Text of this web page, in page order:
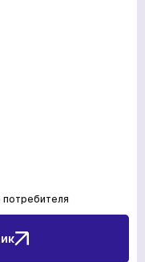
потребителя